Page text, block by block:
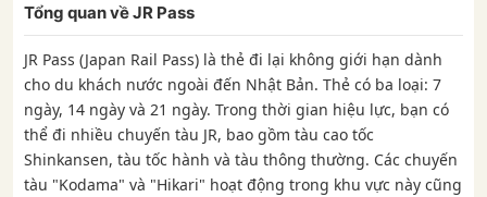
Tổng quan về JR Pass
JR Pass (Japan Rail Pass) là thẻ đi lại không giới hạn dành
cho du khách nước ngoài đến Nhật Bản. Thẻ có ba loại: 7
ngày, 14 ngày và 21 ngày. Trong thời gian hiệu lực, bạn có
thể đi nhiều chuyến tàu JR, bao gồm tàu ​​cao tốc
Shinkansen, tàu tốc hành và tàu thông thường. Các chuyến
tàu "Kodama" và "Hikari" hoạt động trong khu vực này cũng